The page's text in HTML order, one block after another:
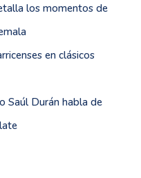
los momentos de
en clásicos
Saúl Durán habla de